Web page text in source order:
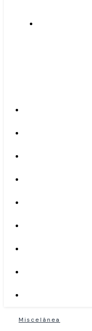
Miscelânea